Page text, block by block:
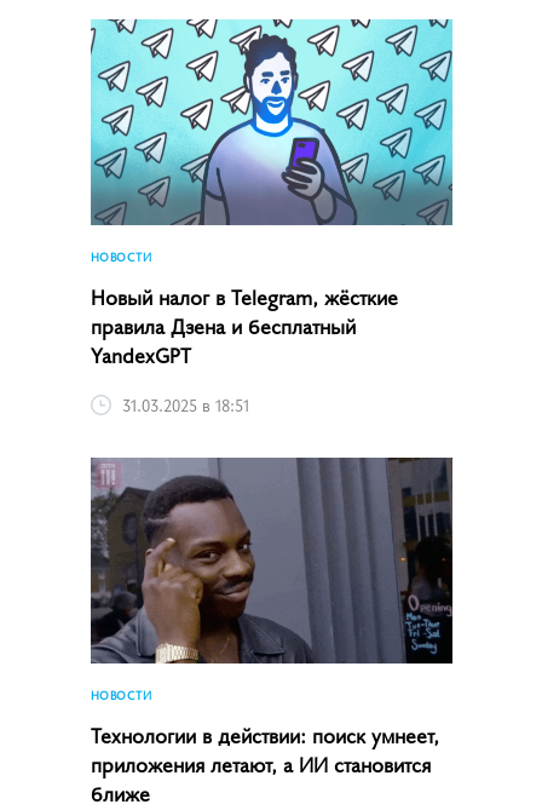
НОВОСТИ
Новый налог в Telegram, жёсткие
правила Дзена и бесплатный
YandexGPT
31.03.2025 в 18:51
НОВОСТИ
Технологии в действии: поиск умнеет,
приложения летают, а ИИ становится
ближе